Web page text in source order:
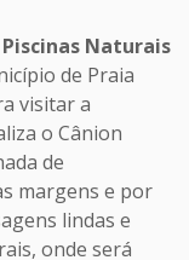
Naturais
de Praia
visitar a
o Cânion
de
margens e por
lindas e
onde será